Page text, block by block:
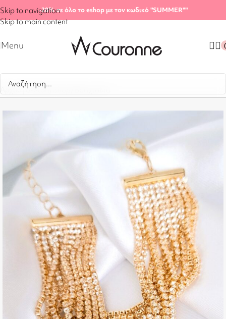
Skip to navigation
Skip to main content
-20%σε όλο το eshop με τον κωδικό "SUMMER""
Menu
Αρχική σελίδα